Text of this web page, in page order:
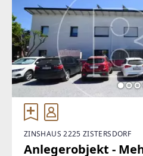
ZINSHAUS 2225 ZISTERSDORF
Anlegerobjekt -